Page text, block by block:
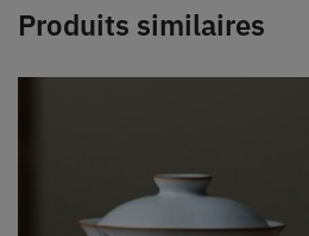
Produits similaires